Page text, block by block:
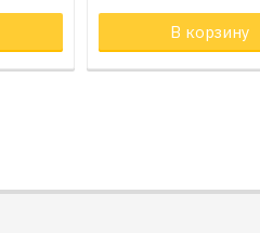
Товар в корзине
В корзину